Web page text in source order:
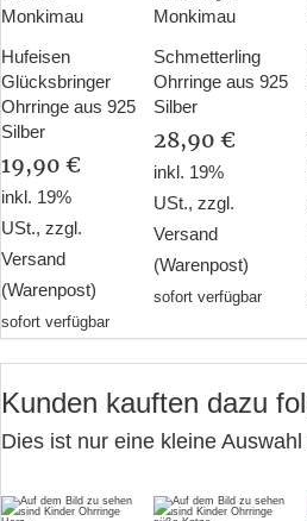
Monkimau
Hufeisen
Glücksbringer
Ohrringe aus 925
Silber
19,90 €
inkl. 19%
USt., zzgl.
Versand
(Warenpost)
sofort verfügbar
Monkimau
Schmetterling
Ohrringe aus 925
Silber
28,90 €
inkl. 19%
USt., zzgl.
Versand
(Warenpost)
sofort verfügbar
Kunden kauften dazu
Dies ist nur eine kleine